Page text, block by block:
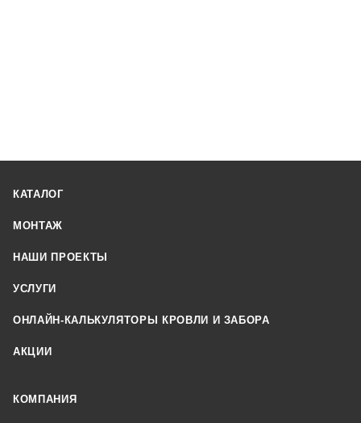
КАТАЛОГ
МОНТАЖ
НАШИ ПРОЕКТЫ
УСЛУГИ
ОНЛАЙН-КАЛЬКУЛЯТОРЫ КРОВЛИ И ЗАБОРА
АКЦИИ
КОМПАНИЯ